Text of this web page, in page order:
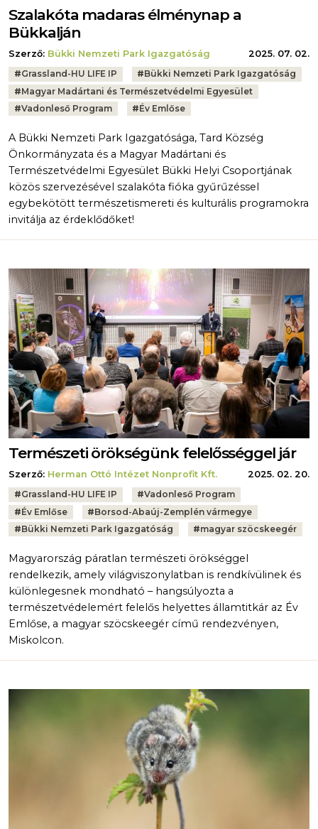
Szalakóta madaras élménynap a
Bükkalján
Szerző: Bükki Nemzeti Park Igazgatóság
2025. 07. 02.
Tags:
#Grassland-HU LIFE IP #Bükki Nemzeti Park Igazgatóság
#Magyar Madártani és Természetvédelmi Egyesület
#Vadonleső Program #Év Emlőse
A Bükki Nemzeti Park Igazgatósága, Tard Község
Önkormányzata és a Magyar Madártani és
Természetvédelmi Egyesület Bükki Helyi Csoportjának
közös szervezésével szalakóta fióka gyűrűzéssel
egybekötött természetismereti és kulturális programokra
invitálja az érdeklődőket!
Természeti örökségünk felelősséggel jár
Szerző: Herman Ottó Intézet Nonprofit Kft.
2025. 02. 20.
Tags:
#Grassland-HU LIFE IP #Vadonleső Program
#Év Emlőse #Borsod-Abaúj-Zemplén vármegye
#Bükki Nemzeti Park Igazgatóság #magyar szöcskeegér
Magyarország páratlan természeti örökséggel
rendelkezik, amely világviszonylatban is rendkívülinek és
különlegesnek mondható – hangsúlyozta a
természetvédelemért felelős helyettes államtitkár az Év
Emlőse, a magyar szöcskeegér című rendezvényen,
Miskolcon.